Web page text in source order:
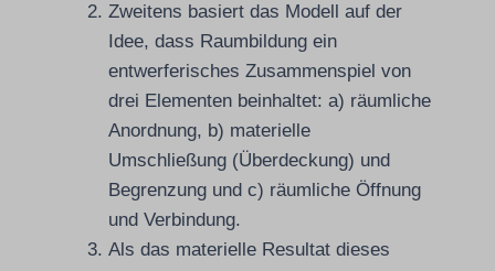
Zweitens basiert das Modell auf der
Idee, dass Raumbildung ein
entwerferisches Zusammenspiel von
drei Elementen beinhaltet: a) räumliche
Anordnung, b) materielle
Umschließung (Überdeckung) und
Begrenzung und c) räumliche Öffnung
und Verbindung.
Als das materielle Resultat dieses